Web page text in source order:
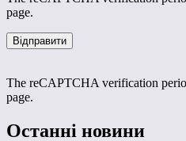
page.
The reCAPTCHA verification
page.
Останні новини